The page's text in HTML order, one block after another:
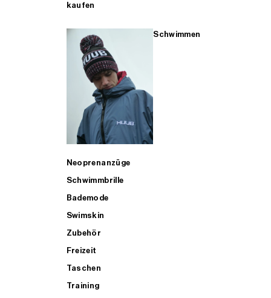
kaufen
Schwimmen
Neoprenanzüge
Schwimmbrille
Bademode
Swimskin
Zubehör
Freizeit
Taschen
Training